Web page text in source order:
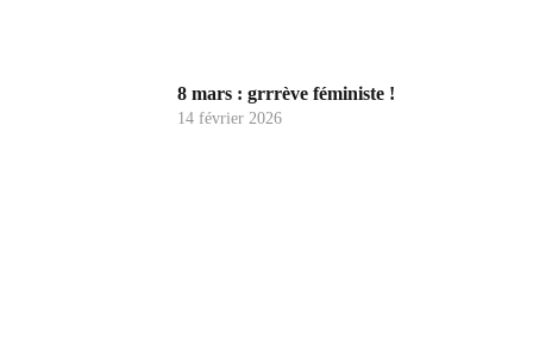
8 mars : grrrève féministe !
14 février 2026